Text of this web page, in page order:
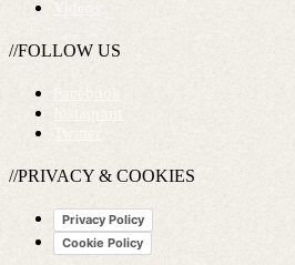
//FOLLOW US
//PRIVACY & COOKIES
Privacy Policy
Cookie Policy